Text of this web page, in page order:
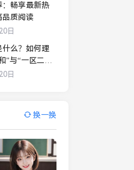
：畅享最新热
品质阅读
日
什么？如何理
”与“一区二
日
换一换